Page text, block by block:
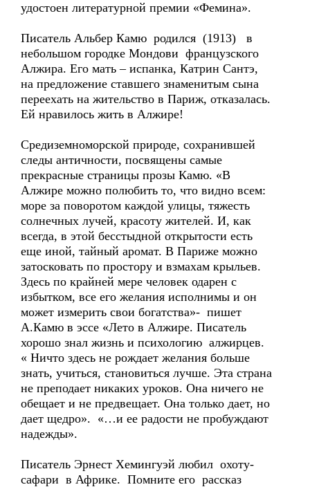
удостоен литературной премии «Фемина».
Писатель Альбер Камю родился (1913) в
небольшом городке Мондови французского
Алжира. Его мать – испанка, Катрин Сантэ,
на предложение ставшего знаменитым сына
переехать на жительство в Париж, отказалась.
Ей нравилось жить в Алжире!
Средиземноморской природе, сохранившей
следы античности, посвящены самые
прекрасные страницы прозы Камю. «В
Алжире можно полюбить то, что видно всем:
море за поворотом каждой улицы, тяжесть
солнечных лучей, красоту жителей. И, как
всегда, в этой бесстыдной открытости есть
еще иной, тайный аромат. В Париже можно
затосковать по простору и взмахам крыльев.
Здесь по крайней мере человек одарен с
избытком, все его желания исполнимы и он
может измерить свои богатства»- пишет
А.Камю в эссе «Лето в Алжире. Писатель
хорошо знал жизнь и психологию алжирцев.
« Ничто здесь не рождает желания больше
знать, учиться, становиться лучше. Эта страна
не преподает никаких уроков. Она ничего не
обещает и не предвещает. Она только дает, но
дает щедро». «…и ее радости не пробуждают
надежды».
Писатель Эрнест Хемингуэй любил охоту-
сафари в Африке. Помните его рассказ